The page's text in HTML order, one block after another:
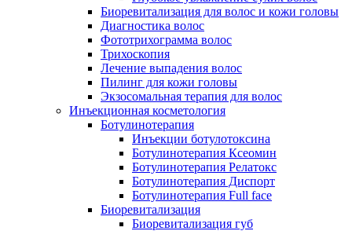
Биоревитализация для волос и кожи головы
Диагностика волос
Фототрихограмма волос
Трихоскопия
Лечение выпадения волос
Пилинг для кожи головы
Экзосомальная терапия для волос
Инъекционная косметология
Ботулинотерапия
Инъекции ботулотоксина
Ботулинотерапия Ксеомин
Ботулинотерапия Релатокс
Ботулинотерапия Диспорт
Ботулинотерапия Full face
Биоревитализация
Биоревитализация губ